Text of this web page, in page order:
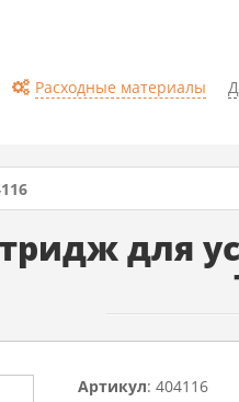
Расходные материалы
для
Артикул: 404116